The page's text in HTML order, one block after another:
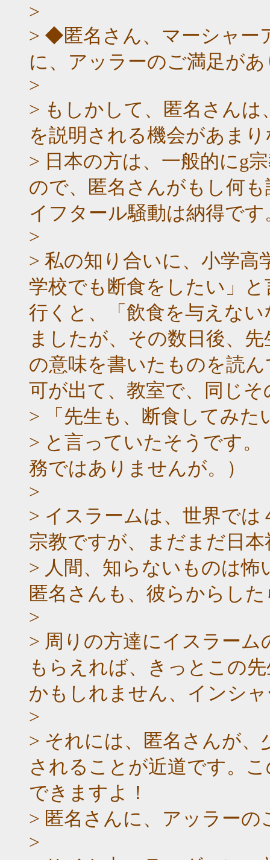
>
> ◆匿名さん、マーシャー
に、アッラーのご満足が
>
> もしかして、匿名さん
を説明される機会があま
> 日本の方は、一般的にg
ので、匿名さんがもし何
イフタール騒動は納得です
>
> 私の知り合いに、小学
学校でも断食をしたい」
行くと、「飲食を与えな
ましたが、その数日後、
の意味を書いたものを読
可が出て、教室で、同じ
> 「先生も、断食してみた
> と言っていたそうです
務ではありませんが。）
>
> イスラームは、世界で
宗教ですが、まだまだ日
> 人間、知らないものは
匿名さんも、彼らからし
>
> 周りの方達にイスラー
もらえれば、きっとこの
かもしれません、インシ
>
> それには、匿名さんが
されることが近道です。
できますよ！
> 匿名さんに、アッラー
>